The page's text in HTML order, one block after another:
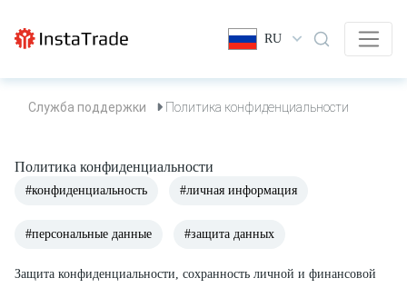
RU
Служба поддержки Политика конфиденциальности
Политика конфиденциальности
#конфиденциальность #личная информация
#персональные данные #защита данных
Защита конфиденциальности, сохранность личной и финансовой